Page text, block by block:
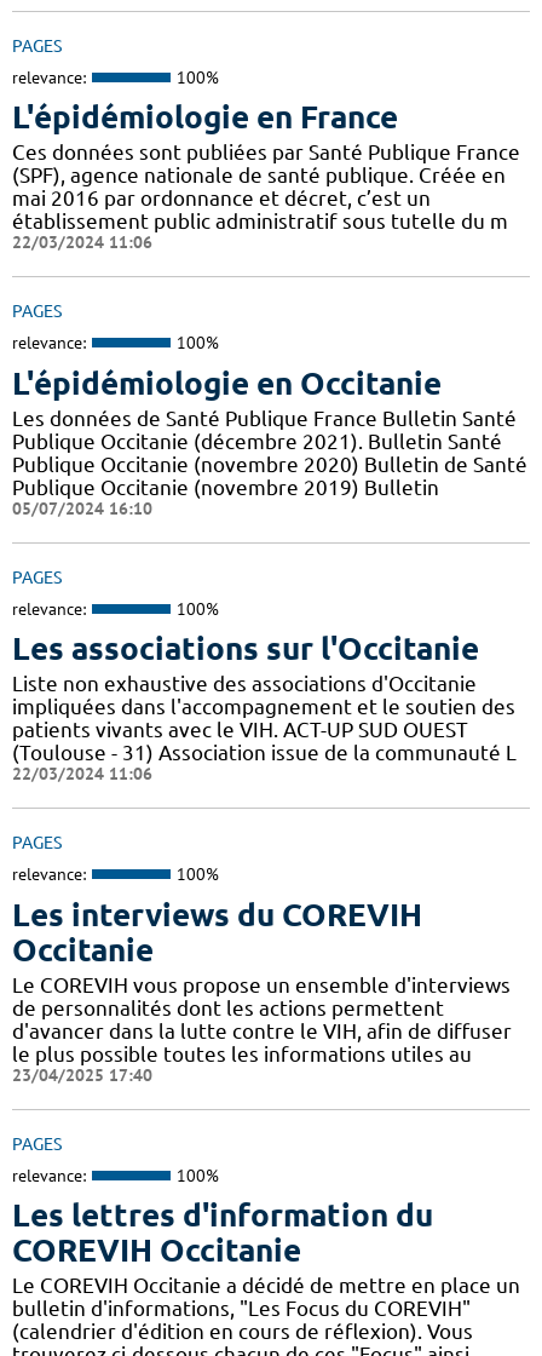
PAGES
relevance: 100%
L'épidémiologie en France
Ces données sont publiées par Santé Publique France
(SPF), agence nationale de santé publique. Créée en
mai 2016 par ordonnance et décret, c’est un
établissement public administratif sous tutelle du m
22/03/2024 11:06
PAGES
relevance: 100%
L'épidémiologie en Occitanie
Les données de Santé Publique France Bulletin Santé
Publique Occitanie (décembre 2021). Bulletin Santé
Publique Occitanie (novembre 2020) Bulletin de Santé
Publique Occitanie (novembre 2019) Bulletin
05/07/2024 16:10
PAGES
relevance: 100%
Les associations sur l'Occitanie
Liste non exhaustive des associations d'Occitanie
impliquées dans l'accompagnement et le soutien des
patients vivants avec le VIH. ACT-UP SUD OUEST
(Toulouse - 31) Association issue de la communauté L
22/03/2024 11:06
PAGES
relevance: 100%
Les interviews du COREVIH
Occitanie
Le COREVIH vous propose un ensemble d'interviews
de personnalités dont les actions permettent
d'avancer dans la lutte contre le VIH, afin de diffuser
le plus possible toutes les informations utiles au
23/04/2025 17:40
PAGES
relevance: 100%
Les lettres d'information du
COREVIH Occitanie
Le COREVIH Occitanie a décidé de mettre en place un
bulletin d'informations, "Les Focus du COREVIH"
(calendrier d'édition en cours de réflexion). Vous